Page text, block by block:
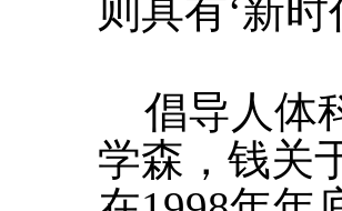
则具有‘新
倡导人体
学森，钱关